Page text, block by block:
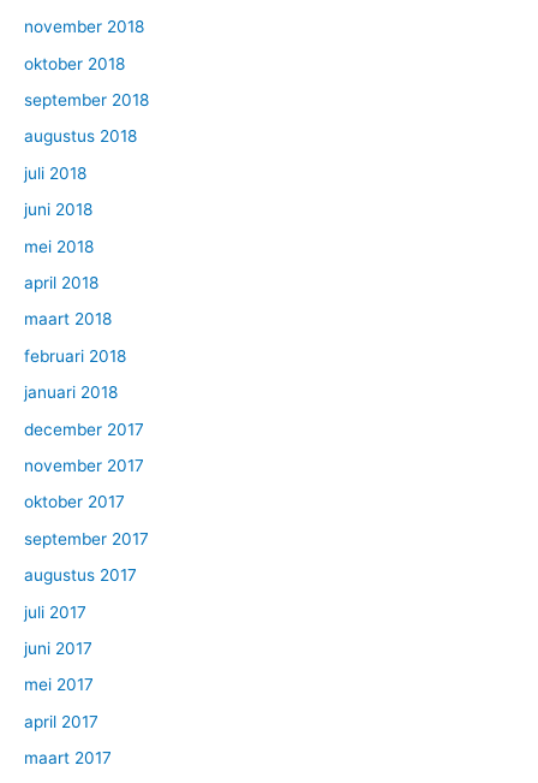
november 2018
oktober 2018
september 2018
augustus 2018
juli 2018
juni 2018
mei 2018
april 2018
maart 2018
februari 2018
januari 2018
december 2017
november 2017
oktober 2017
september 2017
augustus 2017
juli 2017
juni 2017
mei 2017
april 2017
maart 2017